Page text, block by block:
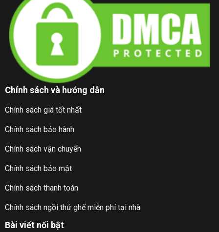
Chính sách và hướng dẫn
Chính sách giá tốt nhất
Chính sách bảo hành
Chính sách vận chuyển
Chính sách bảo mật
Chính sách thanh toán
Chính sách ngồi thử ghế miễn phí tại nhà
Bài viết nổi bật